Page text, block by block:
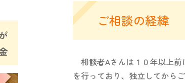
ご相談の経緯
相談者Aさんは１０年以上
を行っており、独立してから